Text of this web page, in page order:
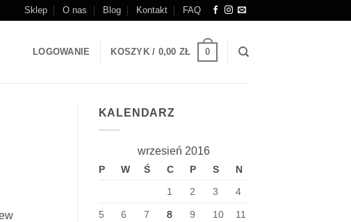
Sklep O nas Blog Kontakt FAQ
LOGOWANIE KOSZYK / 0,00 ZŁ 0
KALENDARZ
wrzesień 2016
P W Ś C P S
N
1
2 3 4
5 6 7 8 9 10 11